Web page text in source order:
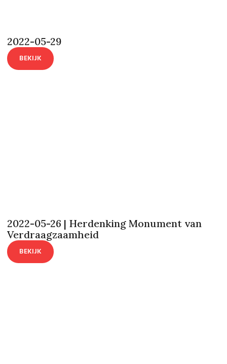
2022-05-29
BEKIJK
2022-05-26 | Herdenking Monument van
Verdraagzaamheid
BEKIJK